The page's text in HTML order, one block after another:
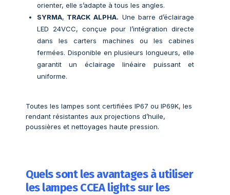
orienter, elle s’adapte à tous les angles.
SYRMA, TRACK ALPHA. Une barre d’éclairage
LED 24VCC, conçue pour l’intégration directe
dans les carters machines ou les cabines
fermées. Disponible en plusieurs longueurs, elle
garantit un éclairage linéaire puissant et
uniforme.
Toutes les lampes sont certifiées IP67 ou IP69K, les
rendant résistantes aux projections d’huile,
poussières et nettoyages haute pression.
Quels sont les avantages à utiliser
les lampes CCEA lights sur les